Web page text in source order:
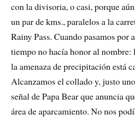
con la divisoria, o casi, porque
un par de kms., paralelos a la
Rainy Pass. Cuando pasamos por
tiempo no hacía honor al nombre:
la amenaza de precipitación está
Alcanzamos el collado y, justo
señal de Papa Bear que anuncia
área de aparcamiento. No nos